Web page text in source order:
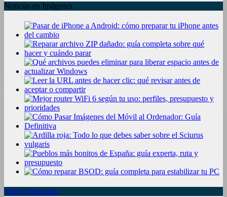
Noticias en Imágenes
Video Destacado